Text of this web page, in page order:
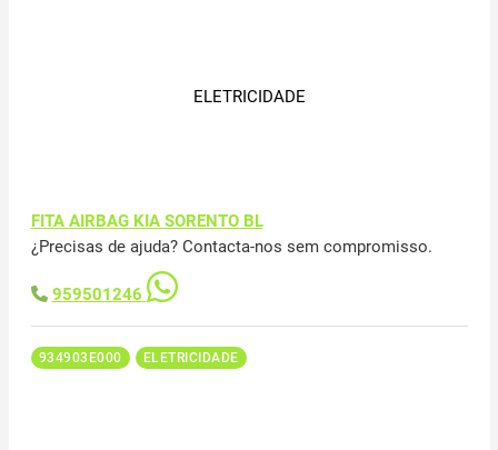
ELETRICIDADE
FITA AIRBAG KIA SORENTO BL
¿Precisas de ajuda? Contacta-nos sem compromisso.
959501246
934903E000 ELETRICIDADE